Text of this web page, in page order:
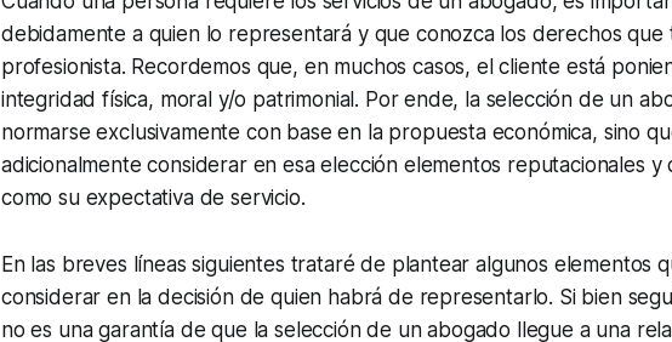
debidamente a quien lo representará y que conozca los derechos que
profesionista. Recordemos que, en muchos casos, el cliente está
integridad física, moral y/o patrimonial. Por ende, la selección de un
normarse exclusivamente con base en la propuesta económica, sino
adicionalmente considerar en esa elección elementos reputacionales y
como su expectativa de servicio.
En las breves líneas siguientes trataré de plantear algunos elementos
considerar en la decisión de quien habrá de representarlo. Si bien
no es una garantía de que la selección de un abogado llegue a una